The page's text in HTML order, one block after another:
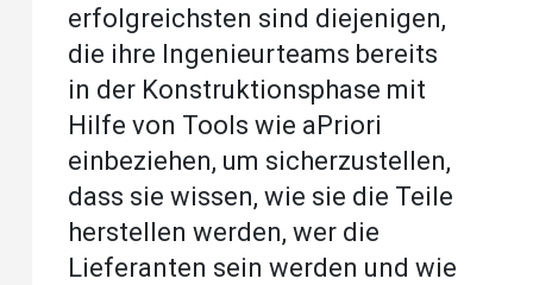
erfolgreichsten sind diejenigen,
die ihre Ingenieurteams bereits
in der Konstruktionsphase mit
Hilfe von Tools wie aPriori
einbeziehen, um sicherzustellen,
dass sie wissen, wie sie die Teile
herstellen werden, wer die
Lieferanten sein werden und wie